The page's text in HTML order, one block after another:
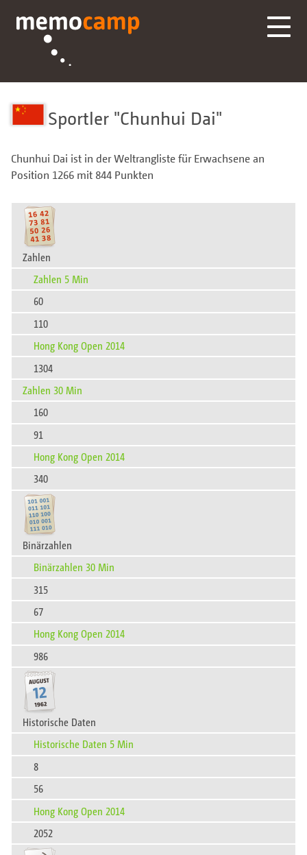
Sportler Chunhui Dai
Chunhui Dai ist in der Weltrangliste für Erwachsene an
Position 1266 mit 844 Punkten
Zahlen
Zahlen 5 Min
60
110
Hong Kong Open 2014
1304
Zahlen 30 Min
160
91
Hong Kong Open 2014
340
Binärzahlen
Binärzahlen 30 Min
315
67
Hong Kong Open 2014
986
Historische Daten
Historische Daten 5 Min
8
56
Hong Kong Open 2014
2052